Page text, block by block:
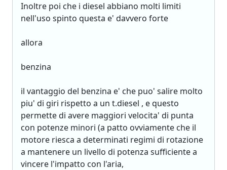
Inoltre poi che i diesel abbiano molti limiti
nell'uso spinto questa e' davvero forte
allora
benzina
il vantaggio del benzina e' che puo' salire molto
piu' di giri rispetto a un t.diesel , e questo
permette di avere maggiori velocita' di punta
con potenze minori (a patto ovviamente che il
motore riesca a determinati regimi di rotazione
a mantenere un livello di potenza sufficiente a
vincere l'impatto con l'aria,